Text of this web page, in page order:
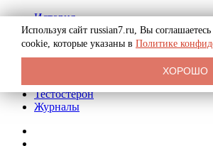
История
Биография
Криминал
Реклама на сайте
Тестостерон
Журналы
Используя сайт russian7.ru, Вы
cookie, которые указаны в Политике
ХОРОШО